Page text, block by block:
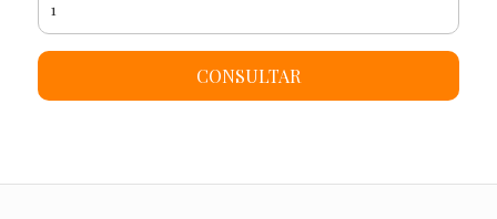
CONSULTAR